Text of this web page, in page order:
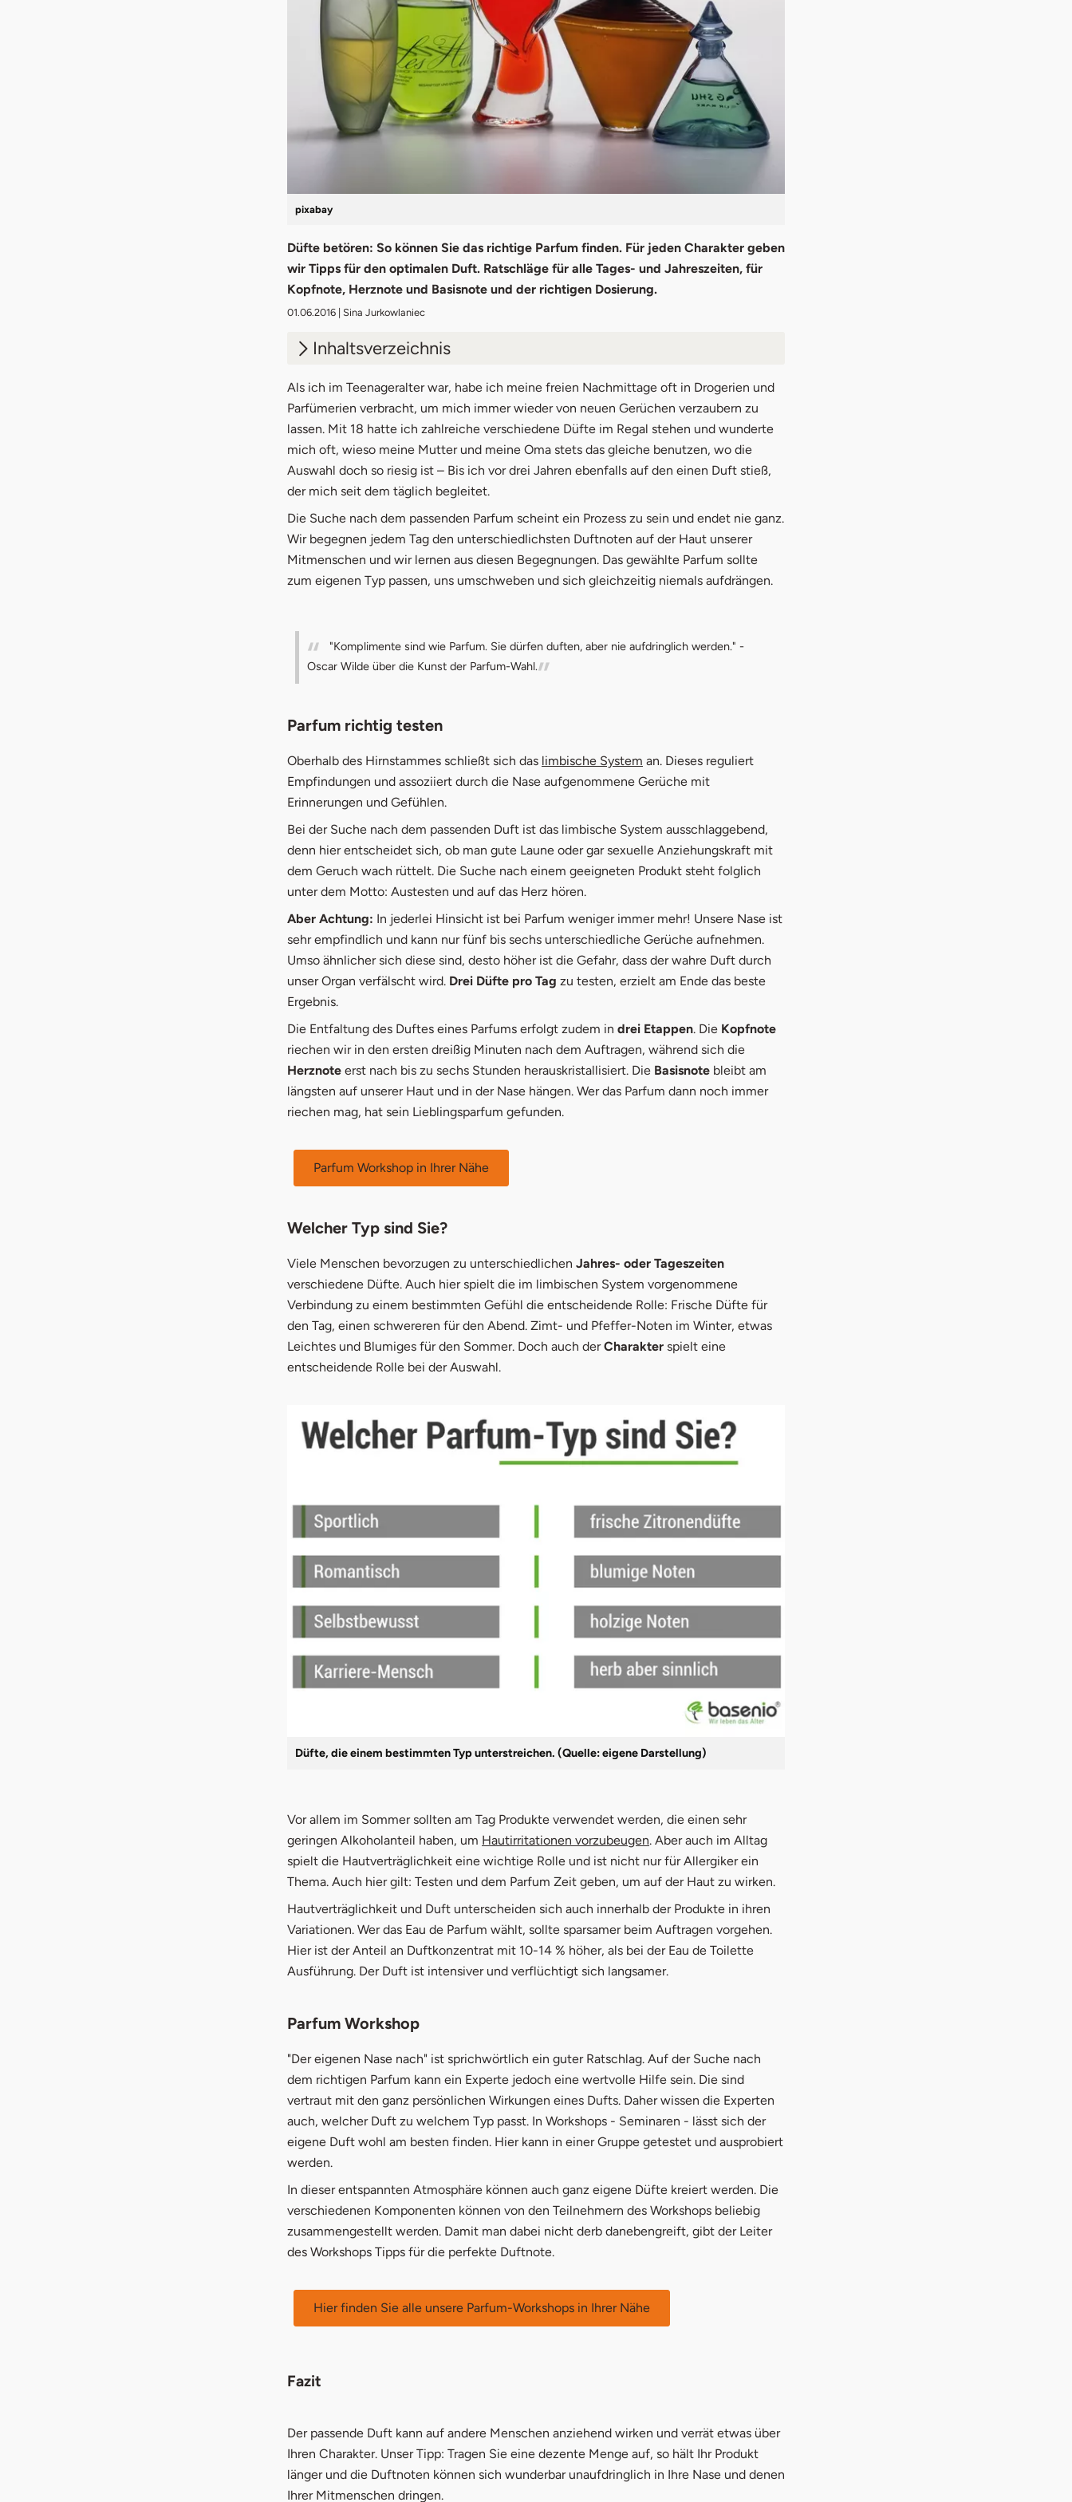
pixabay
Düfte betören: So können Sie das richtige Parfum finden. Für jeden Charakter geben
wir Tipps für den optimalen Duft. Ratschläge für alle Tages- und Jahreszeiten, für
Kopfnote, Herznote und Basisnote und der richtigen Dosierung.
01.06.2016 | Sina Jurkowlaniec
Inhaltsverzeichnis
1. Parfum richtig testen
Welcher Typ sind Sie?
3. Parfum Workshop
3.1 Fazit
Als ich im Teenageralter war, habe ich meine freien Nachmittage oft in Drogerien und
Parfümerien verbracht, um mich immer wieder von neuen Gerüchen verzaubern zu
lassen. Mit 18 hatte ich zahlreiche verschiedene Düfte im Regal stehen und wunderte
mich oft, wieso meine Mutter und meine Oma stets das gleiche benutzen, wo die
Auswahl doch so riesig ist – Bis ich vor drei Jahren ebenfalls auf den einen Duft stieß,
der mich seit dem täglich begleitet.
Die Suche nach dem passenden Parfum scheint ein Prozess zu sein und endet nie ganz.
Wir begegnen jedem Tag den unterschiedlichsten Duftnoten auf der Haut unserer
Mitmenschen und wir lernen aus diesen Begegnungen. Das gewählte Parfum sollte
zum eigenen Typ passen, uns umschweben und sich gleichzeitig niemals aufdrängen.
"Komplimente sind wie Parfum. Sie dürfen duften, aber nie aufdringlich werden." -
Oscar Wilde über die Kunst der Parfum-Wahl.
Parfum richtig testen
Oberhalb des Hirnstammes schließt sich das limbische System öffnet in neuem Fenster
an. Dieses reguliert
Empfindungen und assoziiert durch die Nase aufgenommene Gerüche mit
Erinnerungen und Gefühlen.
Bei der Suche nach dem passenden Duft ist das limbische System ausschlaggebend,
denn hier entscheidet sich, ob man gute Laune oder gar sexuelle Anziehungskraft mit
dem Geruch wach rüttelt. Die Suche nach einem geeigneten Produkt steht folglich
unter dem Motto: Austesten und auf das Herz hören.
Aber Achtung: In jederlei Hinsicht ist bei Parfum weniger immer mehr! Unsere Nase ist
sehr empfindlich und kann nur fünf bis sechs unterschiedliche Gerüche aufnehmen.
Umso ähnlicher sich diese sind, desto höher ist die Gefahr, dass der wahre Duft durch
unser Organ verfälscht wird. Drei Düfte pro Tag zu testen, erzielt am Ende das beste
Ergebnis.
Die Entfaltung des Duftes eines Parfums erfolgt zudem in drei Etappen. Die Kopfnote
riechen wir in den ersten dreißig Minuten nach dem Auftragen, während sich die
Herznote erst nach bis zu sechs Stunden herauskristallisiert. Die Basisnote bleibt am
längsten auf unserer Haut und in der Nase hängen. Wer das Parfum dann noch immer
riechen mag, hat sein Lieblingsparfum gefunden.
Parfum Workshop in Ihrer Nähe
Welcher Typ sind Sie?
Viele Menschen bevorzugen zu unterschiedlichen Jahres- oder Tageszeiten
verschiedene Düfte. Auch hier spielt die im limbischen System vorgenommene
Verbindung zu einem bestimmten Gefühl die entscheidende Rolle: Frische Düfte für
den Tag, einen schwereren für den Abend. Zimt- und Pfeffer-Noten im Winter, etwas
Leichtes und Blumiges für den Sommer. Doch auch derCharakter spielt eine
entscheidende Rolle bei der Auswahl.
Düfte, die einem bestimmten Typ unterstreichen. (Quelle: eigene Darstellung)
Vor allem im Sommer sollten am Tag Produkte verwendet werden, die einen sehr
geringen Alkoholanteil haben, um Hautirritationen vorzubeugen. Aber auch im Alltag
spielt die Hautverträglichkeit eine wichtige Rolle und ist nicht nur für Allergiker ein
Thema. Auch hier gilt: Testen und dem Parfum Zeit geben, um auf der Haut zu wirken.
Hautverträglichkeit und Duft unterscheiden sich auch innerhalb der Produkte in ihren
Variationen. Wer das Eau de Parfum wählt, sollte sparsamer beim Auftragen vorgehen.
Hier ist der Anteil an Duftkonzentrat mit 10-14 % höher, als bei der Eau de Toilette
Ausführung. Der Duft ist intensiver und verflüchtigt sich langsamer.
Parfum Workshop
"Der eigenen Nase nach" ist sprichwörtlich ein guter Ratschlag. Auf der Suche nach
dem richtigen Parfum kann ein Experte jedoch eine wertvolle Hilfe sein. Die sind
vertraut mit den ganz persönlichen Wirkungen eines Dufts. Daher wissen die Experten
auch, welcher Duft zu welchem Typ passt. In Workshops - Seminaren - lässt sich der
eigene Duft wohl am besten finden. Hier kann in einer Gruppe getestet und ausprobiert
werden.
In dieser entspannten Atmosphäre können auch ganz eigene Düfte kreiert werden. Die
verschiedenen Komponenten können von den Teilnehmern des Workshops beliebig
zusammengestellt werden. Damit man dabei nicht derb danebengreift, gibt der Leiter
des Workshops Tipps für die perfekte Duftnote.
Hier finden Sie alle unsere Parfum-Workshops in Ihrer Nähe
Fazit
Der passende Duft kann auf andere Menschen anziehend wirken und verrät etwas über
Ihren Charakter. Unser Tipp: Tragen Sie eine dezente Menge auf, so hält Ihr Produkt
länger und die Duftnoten können sich wunderbar unaufdringlich in Ihre Nase und denen
Ihrer Mitmenschen dringen.